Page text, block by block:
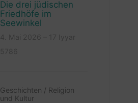
Die drei jüdischen
Friedhöfe im
Seewinkel
Geschichten / Religion
und Kultur